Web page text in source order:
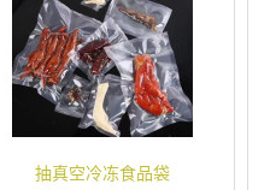
抽真空冷冻食品袋